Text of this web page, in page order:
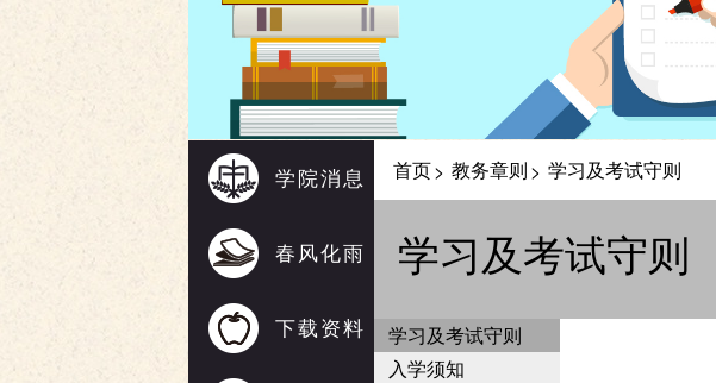
学院消息
春风化雨
下载资料
首页> 教务章则> 学习及考试守则
学习及考试守则
学习及考试守则
入学须知